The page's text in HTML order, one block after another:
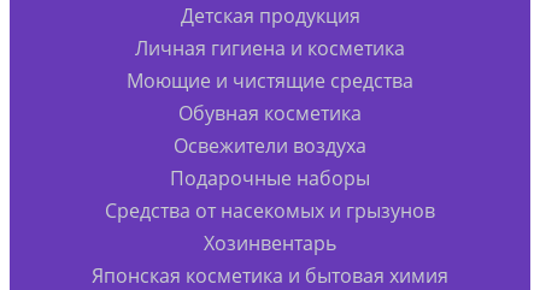
Детская продукция
Личная гигиена и косметика
Моющие и чистящие средства
Обувная косметика
Освежители воздуха
Подарочные наборы
Средства от насекомых и грызунов
Хозинвентарь
Японская косметика и бытовая химия